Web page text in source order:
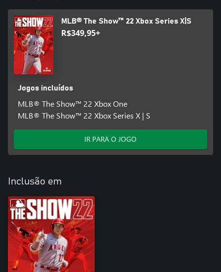
MLB® The Show™ 22 Xbox Series X|S
R$349,95+
Jogos incluídos
MLB® The Show™ 22 Xbox One
MLB® The Show™ 22 Xbox Series X | S
IR PARA O JOGO
Inclusão em